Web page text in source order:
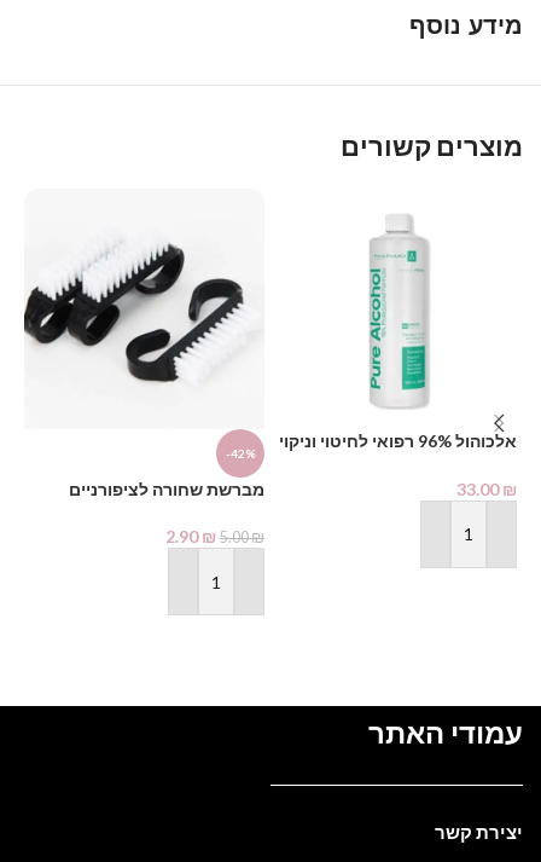
מידע נוסף
מוצרים קשורים
אלכוהול 96% רפואי לחיטוי וניקוי
Alcohol
33.00₪
הוספה לסל
-42%
מברשת שחורה לציפורניים
5.00₪
2.90₪
הוספה לסל
עמודי האתר
יצירת קשר